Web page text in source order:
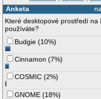
Anketa
Které desktopové prostředí na
používáte?
Budgie (10%)
Cinnamon (7%)
COSMIC (2%)
GNOME (18%)